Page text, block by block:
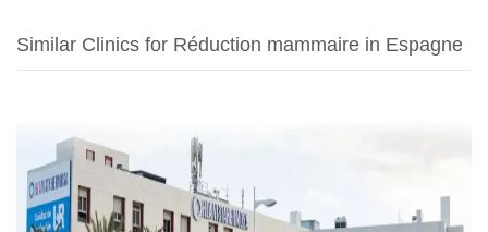
Similar Clinics for Réduction mammaire in Espagne